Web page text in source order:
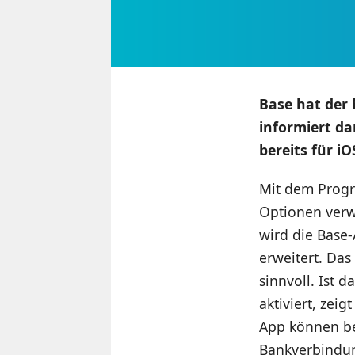
Base hat der
informiert
bereits für
Mit dem
Optionen
wird die
erweitert.
sinnvoll. Ist
aktiviert,
App können